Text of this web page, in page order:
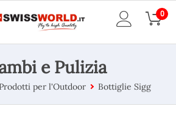
0
e Pulizia
per l'Outdoor Bottiglie Sigg